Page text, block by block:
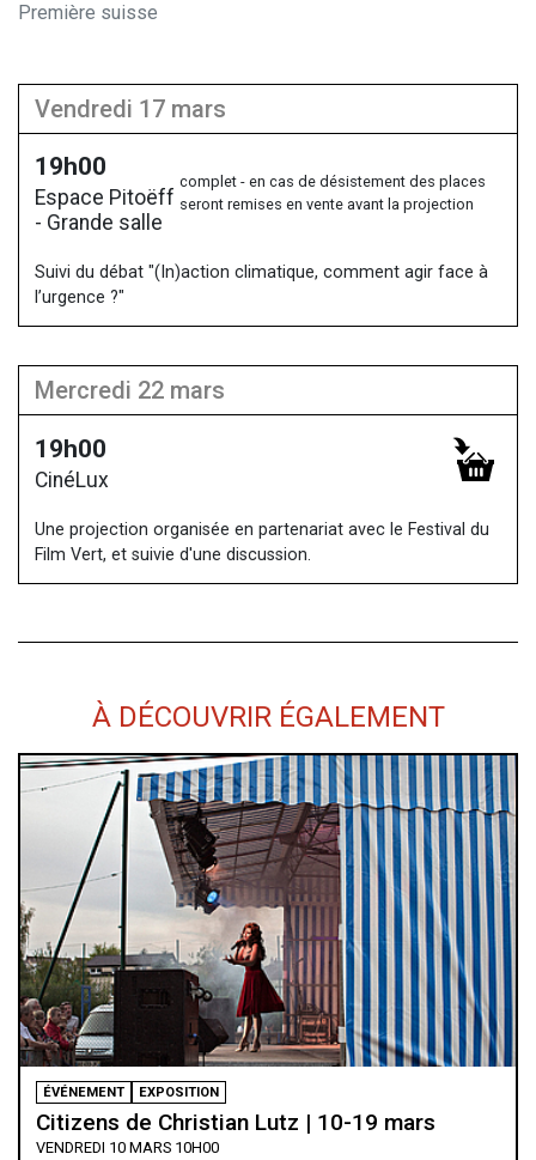
Première suisse
vendredi 17 mars
19h00
Espace Pitoëff
- Grande salle
complet - en cas de désistement des places
seront remises en vente avant la projection
Suivi du débat "(In)action climatique, comment agir face à
l’urgence ?"
mercredi 22 mars
19h00
CinéLux
Une projection organisée en partenariat avec le Festival du
Film Vert, et suivie d'une discussion.
À DÉCOUVRIR ÉGALEMENT
ÉVÉNEMENT EXPOSITION
Citizens de Christian Lutz - Vernissage
JEUDI 9 MARS 18H00